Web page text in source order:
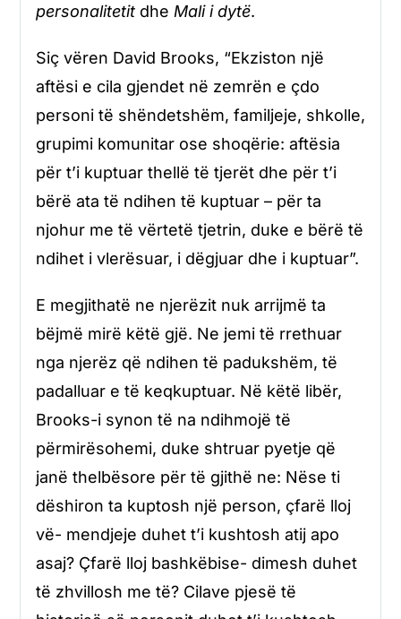
personalitetitdhe Mali i dytë.
Siç vëren David Brooks, “Ekziston një
aftësi e cila gjendet në zemrën e çdo
personi të shëndetshëm, familjeje, shkolle,
grupimi komunitar ose shoqërie: aftësia
për t’i kuptuar thellë të tjerët dhe për t’i
bërë ata të ndihen të kuptuar – për ta
njohur me të vërtetë tjetrin, duke e bërë të
ndihet i vlerësuar, i dëgjuar dhe i kuptuar”.
E megjithatë ne njerëzit nuk arrijmë ta
bëjmë mirë këtë gjë. Ne jemi të rrethuar
nga njerëz që ndihen të padukshëm, të
padalluar e të keqkuptuar. Në këtë libër,
Brooks-i synon të na ndihmojë të
përmirësohemi, duke shtruar pyetje që
janë thelbësore për të gjithë ne: Nëse ti
dëshiron ta kuptosh një person, çfarë lloj
vë- mendjeje duhet t’i kushtosh atij apo
asaj? Çfarë lloj bashkëbise- dimesh duhet
të zhvillosh me të? Cilave pjesë të